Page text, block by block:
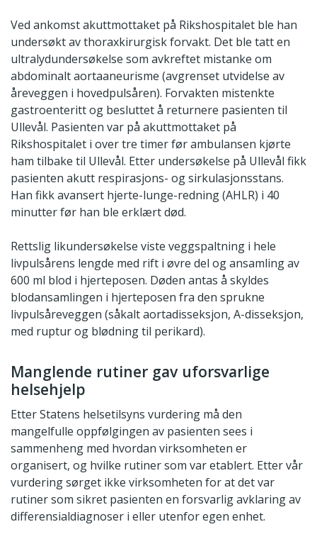
Ved ankomst akuttmottaket på Rikshospitalet ble han
undersøkt av thoraxkirurgisk forvakt. Det ble tatt en
ultralydundersøkelse som avkreftet mistanke om
abdominalt aortaaneurisme (avgrenset utvidelse av
åreveggen i hovedpulsåren). Forvakten mistenkte
gastroenteritt og besluttet å returnere pasienten til
Ullevål. Pasienten var på akuttmottaket på
Rikshospitalet i over tre timer før ambulansen kjørte
ham tilbake til Ullevål. Etter undersøkelse på Ullevål fikk
pasienten akutt respirasjons- og sirkulasjonsstans.
Han fikk avansert hjerte-lunge-redning (AHLR) i 40
minutter før han ble erklært død.
Rettslig likundersøkelse viste veggspaltning i hele
livpulsårens lengde med rift i øvre del og ansamling av
600 ml blod i hjerteposen. Døden antas å skyldes
blodansamlingen i hjerteposen fra den sprukne
livpulsåreveggen (såkalt aortadisseksjon, A-disseksjon,
med ruptur og blødning til perikard).
Manglende rutiner gav uforsvarlige
helsehjelp
Etter Statens helsetilsyns vurdering må den
mangelfulle oppfølgingen av pasienten sees i
sammenheng med hvordan virksomheten er
organisert, og hvilke rutiner som var etablert. Etter vår
vurdering sørget ikke virksomheten for at det var
rutiner som sikret pasienten en forsvarlig avklaring av
differensialdiagnoser i eller utenfor egen enhet.